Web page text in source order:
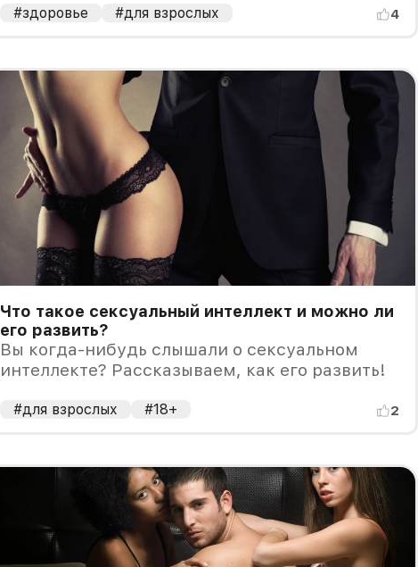
#здоровье #для взрослых 4
Что такое сексуальный интеллект и можно ли
его развить?
Вы когда-нибудь слышали о сексуальном
интеллекте? Рассказываем, как его развить!
#для взрослых #18+ 2